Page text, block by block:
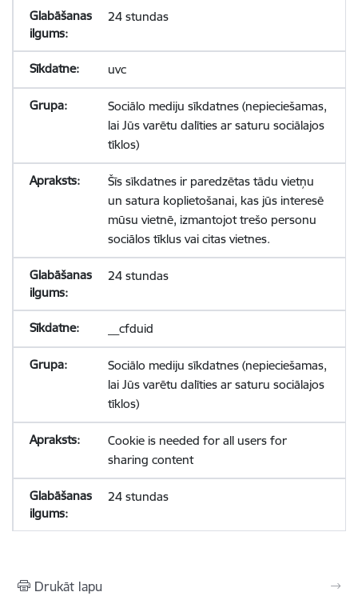
24 stundas
uvc
Sociālo mediju sīkdatnes (nepieciešamas,
lai Jūs varētu dalīties ar saturu sociālajos
tīklos)
Šīs sīkdatnes ir paredzētas tādu vietņu
un satura koplietošanai, kas jūs interesē
mūsu vietnē, izmantojot trešo personu
sociālos tīklus vai citas vietnes.
24 stundas
__cfduid
Sociālo mediju sīkdatnes (nepieciešamas,
lai Jūs varētu dalīties ar saturu sociālajos
tīklos)
Cookie is needed for all users for
sharing content
24 stundas
Drukāt lapu